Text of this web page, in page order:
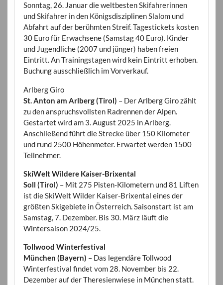
Sonntag, 26. Januar die weltbesten Skifahrerinnen
und Skifahrer in den Königsdisziplinen Slalom und
Abfahrt auf der berühmten Streif. Tagestickets kosten
30 Euro für Erwachsene (Samstag 40 Euro). Kinder
und Jugendliche (2007 und jünger) haben freien
Eintritt. An Trainingstagen wird kein Eintritt erhoben.
Buchung ausschließlich im Vorverkauf.
Arlberg Giro
St. Anton am Arlberg (Tirol) – Der Arlberg Giro zählt
zu den anspruchsvollsten Radrennen der Alpen.
Gestartet wird am 3. August 2025 in Arlberg.
Anschließend führt die Strecke über 150 Kilometer
und rund 2500 Höhenmeter. Erwartet werden 1500
Teilnehmer.
SkiWelt Wildere Kaiser-Brixental
Soll (Tirol) – Mit 275 Pisten-Kilometern und 81 Liften
ist die SkiWelt Wilder Kaiser-Brixental eines der
größten Skigebiete in Österreich. Saisonstart ist am
Samstag, 7. Dezember. Bis 30. März läuft die
Wintersaison 2024/25.
Tollwood Winterfestival
München (Bayern) – Das legendäre Tollwood
Winterfestival findet vom 28. November bis 22.
Dezember auf der Theresienwiese in München statt.